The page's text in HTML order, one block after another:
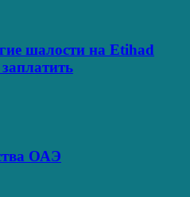
шалости на Etihad
ОАЭ